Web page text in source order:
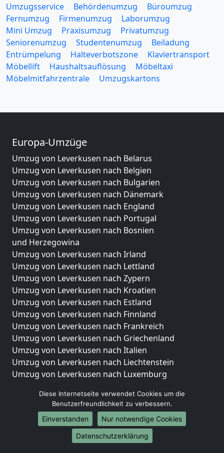
Umzugsservice Behördenumzug
Büroumzug
Fernumzug
Firmenumzug
Laborumzug
Mini Umzug
Praxisumzug
Privatumzug
Seniorenumzug
Studentenumzug
Beiladung
Entrümpelung
Halteverbotszone
Klaviertransport
Möbellift
Haushaltsauflösung
Möbeltaxi
Möbelmitfahrzentrale
Umzugskartons
Europa-Umzüge
Umzug von Leverkusen nach Belarus
Umzug von Leverkusen nach Belgien
Umzug von Leverkusen nach Bulgarien
Umzug von Leverkusen nach Dänemark
Umzug von Leverkusen nach England
Umzug von Leverkusen nach Portugal
Umzug von Leverkusen nach Bosnien
und Herzegowina
Umzug von Leverkusen nach Irland
Umzug von Leverkusen nach Lettland
Umzug von Leverkusen nach Zypern
Umzug von Leverkusen nach Kroatien
Umzug von Leverkusen nach Estland
Umzug von Leverkusen nach Finnland
Umzug von Leverkusen nach Frankreich
Umzug von Leverkusen nach Griechenland
Umzug von Leverkusen nach Italien
Umzug von Leverkusen nach Liechtenstein
Umzug von Leverkusen nach Luxemburg
Umzug von Leverkusen nach Norwegen
Umzüge-Deutschlandweit
Umzug von Leverkusen nach Berlin
Umzug von Leverkusen nach Hamburg
Diese Internetseite verwendet Cookies um die
Benutzerfreundlichkeit zu verbessern.
Einverstanden
Nur notwendige Cookies
Datenschutzerklärung